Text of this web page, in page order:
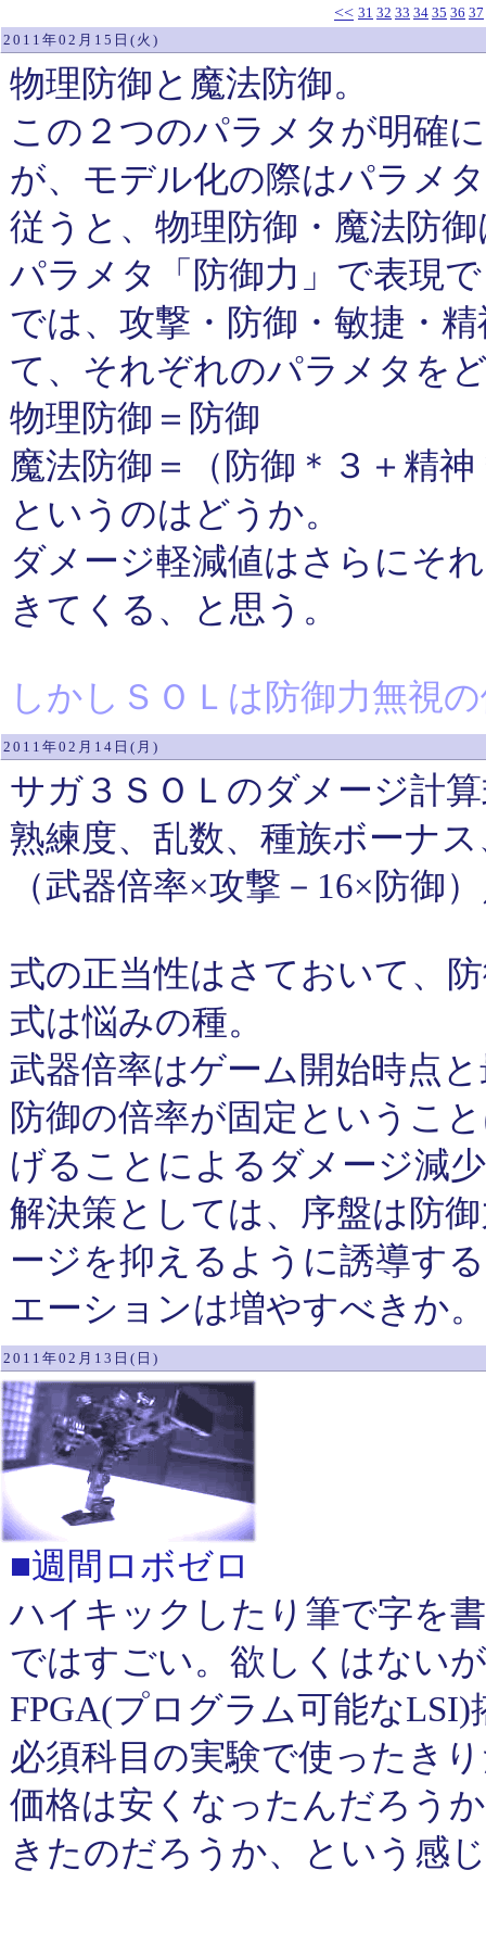
<< 31 32 33 34 35 36 37
2011年02月15日(火)
物理防御と魔法防御。
この２つのパラメタが明確
が、モデル化の際はパラメ
従うと、物理防御・魔法防
パラメタ「防御力」で表現
では、攻撃・防御・敏捷・
て、それぞれのパラメタを
物理防御＝防御
魔法防御＝（防御＊３＋精
というのはどうか。
ダメージ軽減値はさらにそ
きてくる、と思う。
しかしＳＯＬは防御力無視
2011年02月14日(月)
サガ３ＳＯＬのダメージ計
熟練度、乱数、種族ボーナ
（武器倍率×攻撃－16×防御
式の正当性はさておいて、
式は悩みの種。
武器倍率はゲーム開始時点
防御の倍率が固定というこ
げることによるダメージ減
解決策としては、序盤は防
ージを抑えるように誘導す
エーションは増やすべきか。
2011年02月13日(日)
■週間ロボゼロ
ハイキックしたり筆で字を
ではすごい。欲しくはない
FPGA(プログラム可能な
必須科目の実験で使ったき
価格は安くなったんだろう
きたのだろうか、という感